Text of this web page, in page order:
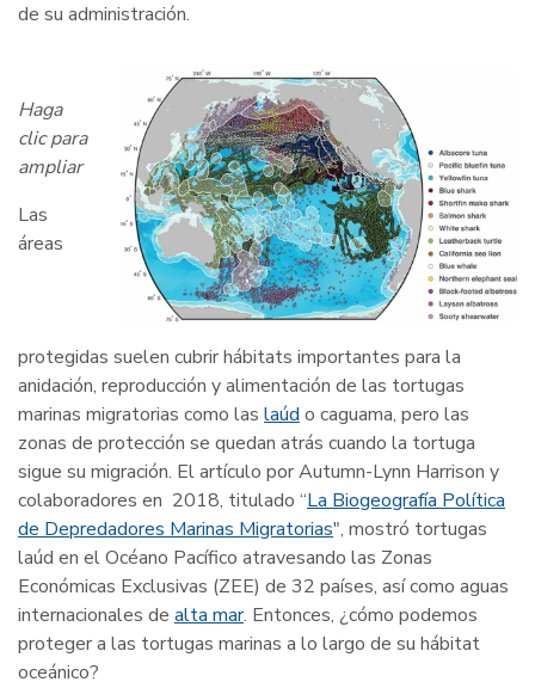
de su administración.
Haga
clic para
ampliar
Las
áreas
protegidas suelen cubrir hábitats importantes para la
anidación, reproducción y alimentación de las tortugas
marinas migratorias como las laúd o caguama, pero las
zonas de protección se quedan atrás cuando la tortuga
sigue su migración. El artículo por Autumn-Lynn Harrison y
colaboradores en 2018, titulado “La Biogeografía Política
de Depredadores Marinas Migratorias", mostró tortugas
laúd en el Océano Pacífico atravesando las Zonas
Económicas Exclusivas (ZEE) de 32 países, así como aguas
internacionales de alta mar. Entonces, ¿cómo podemos
proteger a las tortugas marinas a lo largo de su hábitat
oceánico?